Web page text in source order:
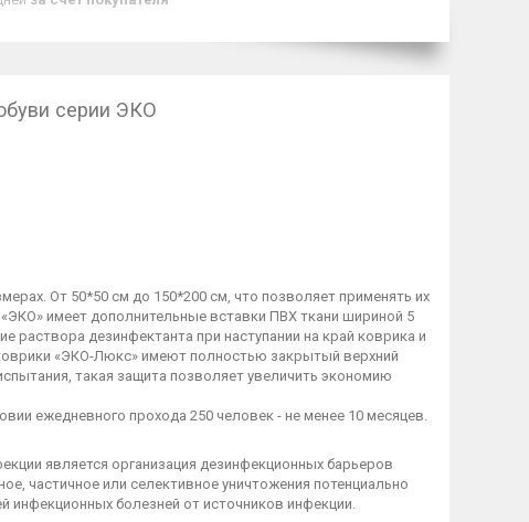
серии ЭКО
От 50*50 см до 150*200 см, что позволяет применять их
имеет дополнительные вставки ПВХ ткани шириной 5
дезинфектанта при наступании на край коврика и
«ЭКО-Люкс» имеют полностью закрытый верхний
такая защита позволяет увеличить экономию
ежедневного прохода 250 человек - не менее 10 месяцев.
является организация дезинфекционных барьеров
частичное или селективное уничтожения потенциально
инфекционных болезней от источников инфекции.